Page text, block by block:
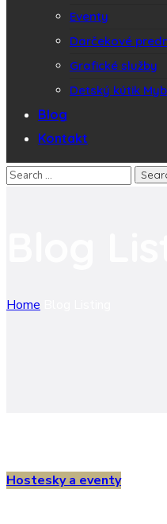
Eventy
Darčekové
Grafické služby
Detský kútik
Blog
Kontakt
Home
Hostesky a eventy